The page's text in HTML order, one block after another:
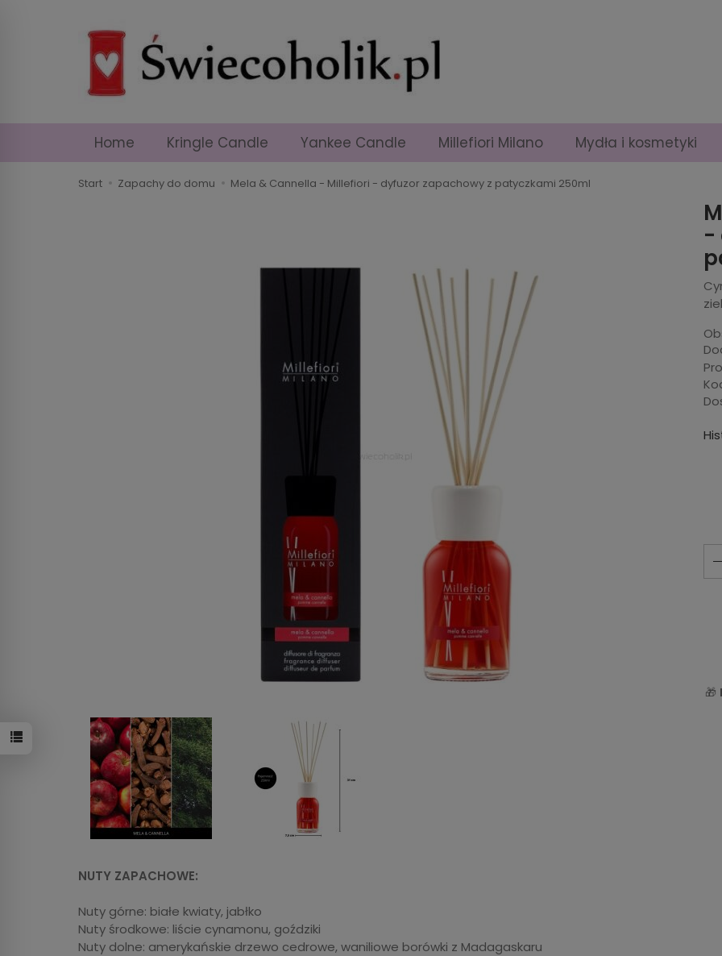
Home Kringle Candle Yankee Candle Millefiori Milano Mydła i kosmetyki
Start Zapachy do domu Mela & Cannella - Millefiori - dyfuzor zapachowy z patyczkami 250ml
-
🎁
NUTY ZAPACHOWE:
Nuty górne: białe kwiaty, jabłko
Nuty środkowe: liście cynamonu, goździki
Nuty dolne: amerykańskie drzewo cedrowe, waniliowe borówki z Madagaskaru